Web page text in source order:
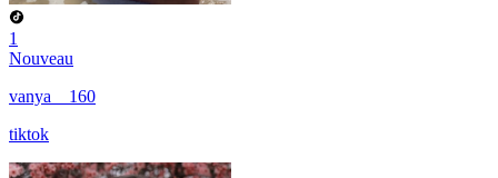
1
Nouveau
vanya__160
tiktok